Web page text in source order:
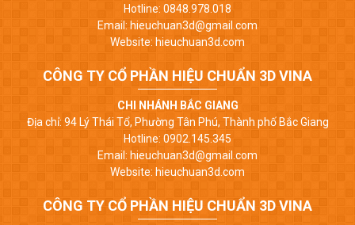
Hotline: 0848.978.018
Email: hieuchuan3d@gmail.com
Website: hieuchuan3d.com
CÔNG TY CỔ PHẦN HIỆU CHUẨN 3D VINA
CHI NHÁNH BẮC GIANG
Địa chỉ: 94 Lý Thái Tổ, Phường Tân Phú, Thành phố Bắc Giang
Hotline: 0902.145.345
Email: hieuchuan3d@gmail.com
Website: hieuchuan3d.com
CÔNG TY CỔ PHẦN HIỆU CHUẨN 3D VINA